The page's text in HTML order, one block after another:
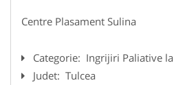
Centre Plasament Sulina
Categorie: Ingrijiri Paliative
Judet: Tulcea